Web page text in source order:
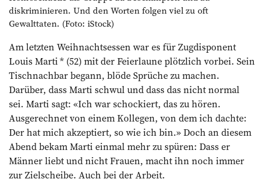
diskriminieren. Und den Worten folgen viel zu oft
Gewalttaten. (Foto: iStock)
Am letzten Weihnachtsessen war es für Zugdisponent
Louis Marti * (52) mit der Feierlaune plötzlich vorbei. Sein
Tischnachbar begann, blöde Sprüche zu machen.
Darüber, dass Marti schwul und dass das nicht normal
sei. Marti sagt: «Ich war schockiert, das zu hören.
Ausgerechnet von einem Kollegen, von dem ich dachte:
Der hat mich akzeptiert, so wie ich bin.» Doch an diesem
Abend bekam Marti einmal mehr zu spüren: Dass er
Männer liebt und nicht Frauen, macht ihn noch immer
zur Zielscheibe. Auch bei der Arbeit.